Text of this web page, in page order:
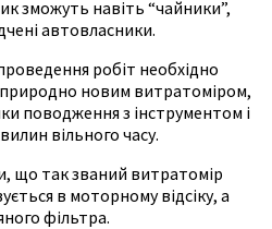
зможуть навіть “чайники”,
автовласники.
робіт необхідно
природно новим витратоміром,
поводження з інструментом і
вільного часу.
що так званий витратомір
в моторному відсіку, а
фільтра.